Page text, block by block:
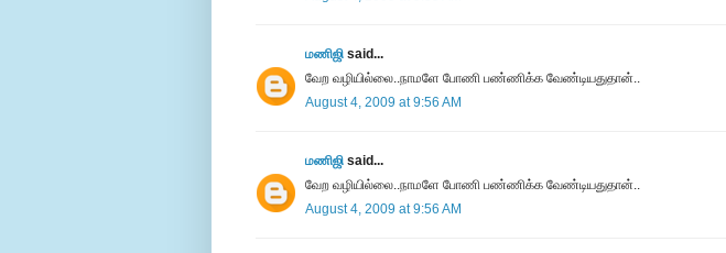
மணிஜி said...
வேற வழியில்லை..நாமளே போணி பண்ணிக்க வேண்டியதுதான்..
August 4, 2009 at 9:56 AM
மணிஜி said...
வேற வழியில்லை..நாமளே போணி பண்ணிக்க வேண்டியதுதான்..
August 4, 2009 at 9:56 AM